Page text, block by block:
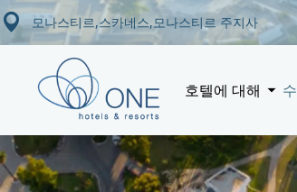
모나스티르,스카네스,모나스티르 주지사
호텔에 대해 수